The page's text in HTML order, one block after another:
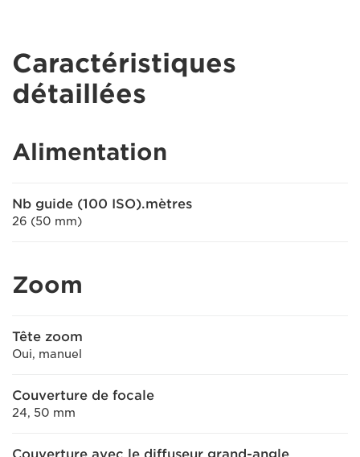
Caractéristiques
détaillées
Alimentation
Nb guide (100 ISO).mètres
26 (50 mm)
Zoom
Tête zoom
Oui, manuel
Couverture de focale
24, 50 mm